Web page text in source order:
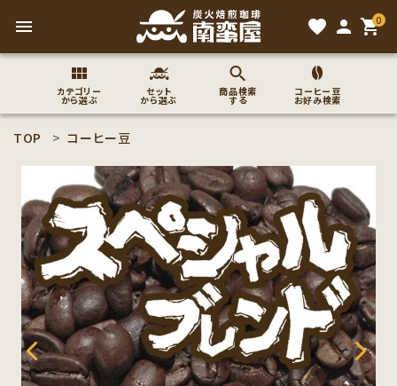
menu favorite person 0
shopping_cart
カテゴリー
から選ぶ
セット
から選ぶ
商品検索
する
コーヒー豆
お好み検索
ACCOUNT MENU
ようこそ ゲスト 様
meeting_room ログイン person 新規会員登録
コーヒー豆のこだわり
コーヒー豆お好み検索
TOP コーヒー豆